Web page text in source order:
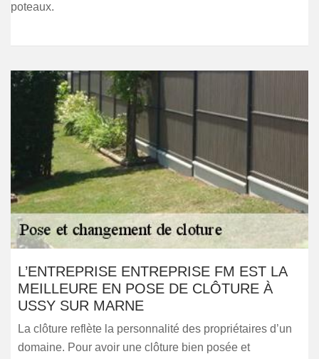
poteaux.
L’ENTREPRISE ENTREPRISE FM EST LA
MEILLEURE EN POSE DE CLÔTURE À
USSY SUR MARNE
La clôture reflète la personnalité des propriétaires d’un
domaine. Pour avoir une clôture bien posée et